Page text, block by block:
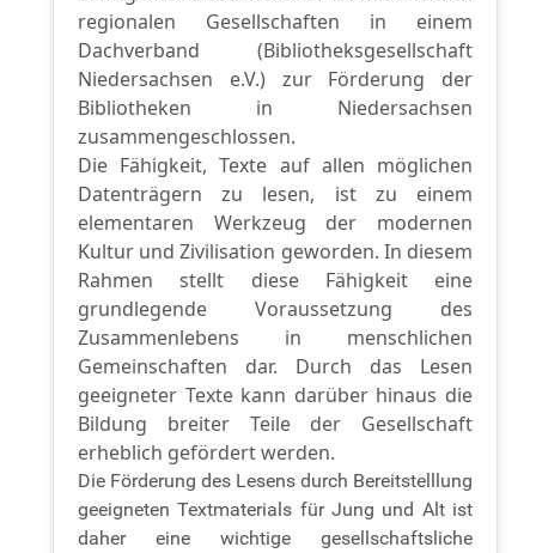
regionalen Gesellschaften in einem
Dachverband (Bibliotheksgesellschaft
Niedersachsen e.V.) zur Förderung der
Bibliotheken in Niedersachsen
zusammengeschlossen.
Die Fähigkeit, Texte auf allen möglichen
Datenträgern zu lesen, ist zu einem
elementaren Werkzeug der modernen
Kultur und Zivilisation geworden. In diesem
Rahmen stellt diese Fähigkeit eine
grundlegende Voraussetzung des
Zusammenlebens in menschlichen
Gemeinschaften dar. Durch das Lesen
geeigneter Texte kann darüber hinaus die
Bildung breiter Teile der Gesellschaft
erheblich gefördert werden.
Die Förderung des Lesens durch Bereitstelllung
geeigneten Textmaterials für Jung und Alt ist
daher eine wichtige gesellschaftsliche